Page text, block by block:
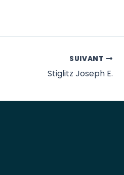
SUIVANT
Stiglitz Joseph E.